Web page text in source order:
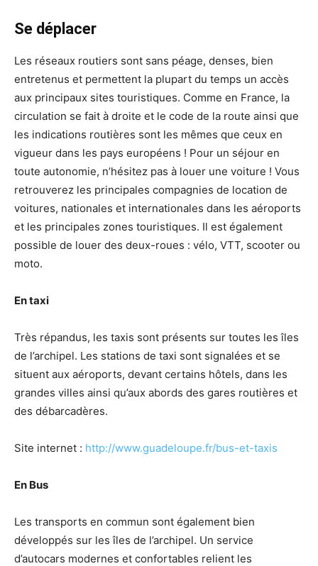
Se déplacer
Les réseaux routiers sont sans péage, denses, bien
entretenus et permettent la plupart du temps un accès
aux principaux sites touristiques. Comme en France, la
circulation se fait à droite et le code de la route ainsi que
les indications routières sont les mêmes que ceux en
vigueur dans les pays européens ! Pour un séjour en
toute autonomie, n’hésitez pas à louer une voiture ! Vous
retrouverez les principales compagnies de location de
voitures, nationales et internationales dans les aéroports
et les principales zones touristiques. Il est également
possible de louer des deux-roues : vélo, VTT, scooter ou
moto.
En taxi
Très répandus, les taxis sont présents sur toutes les îles
de l’archipel. Les stations de taxi sont signalées et se
situent aux aéroports, devant certains hôtels, dans les
grandes villes ainsi qu’aux abords des gares routières et
des débarcadères.
Site internet : http://www.guadeloupe.fr/bus-et-taxis
En Bus
Les transports en commun sont également bien
développés sur les îles de l’archipel. Un service
d’autocars modernes et confortables relient les